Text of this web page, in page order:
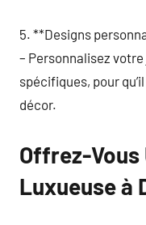
5. **Designs
– Personnalisez
spécifiques, pour
décor.
Offrez-Vous
Luxueuse à